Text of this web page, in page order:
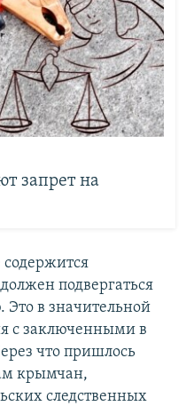
запрет на
подвергаться
Это в значительной
с заключенными в
что пришлось
крымчан,
следственных